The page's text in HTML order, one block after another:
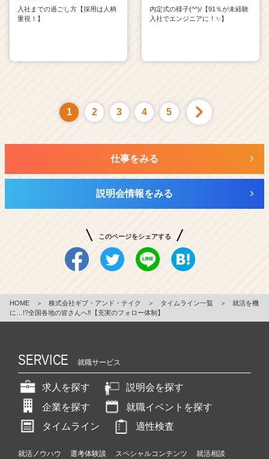
入社までの過ごし方【採用は人柄
重視！】
内定式の様子(^^)/【91％が未経験
入社でエンジニアに！✨】
1 2 3 4 5
仕事をみる
説明会情報をみる
このページをシェアする
HOME ＞ 株式会社ギブ・アンド・テイク ＞ タイムライン一覧 ＞
就活を機
に…!?全国各地の皆さんへ‼【充実のフォロー体制】
SERVICE 就職サービス
求人を探す
説明会を探す
企業を探す
就職イベントを探す
タイムライン
適性検査
就活ノウハウ 選考体験談 スペシャルコンテンツ
就活相談